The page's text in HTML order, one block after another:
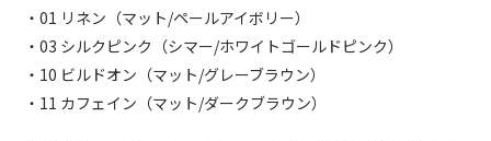
・01 リネン（マット/ペールアイボリー）
・03 シルクピンク（シマー/ホワイトゴールドピンク）
・10 ビルドオン（マット/グレーブラウン）
・11 カフェイン（マット/ダークブラウン）